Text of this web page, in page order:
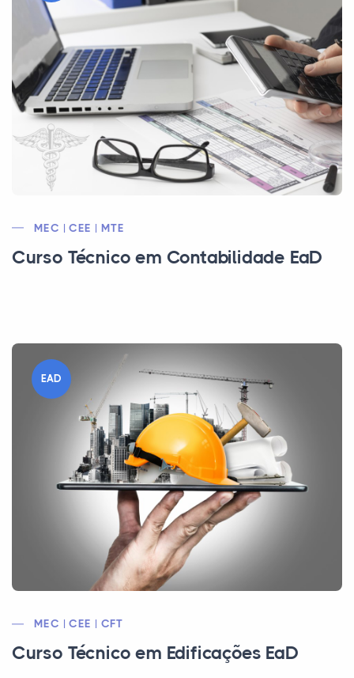
MEC | CEE | MTE
Curso Técnico em Contabilidade EaD
EAD
MEC | CEE | CFT
Curso Técnico em Edificações EaD